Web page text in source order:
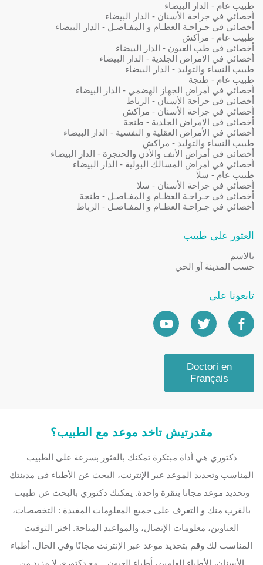
طبيب عام - الدار البيضاء
أخصائي في جراحة الأسنان - الدار البيضاء
أخصائي في جـراحـة العظـام و المفـاصـل - الدار البيضاء
طبيب عام - مراكش
أخصائي في طب العيون - الدار البيضاء
أخصائي في الامراض الجلدية - الدار البيضاء
طبيب النساء والتوليد - الدار البيضاء
طبيب عام - طنجة
أخصائي في أمراض الجهاز الهضمي - الدار البيضاء
أخصائي في جراحة الأسنان - الرباط
أخصائي في جراحة الأسنان - مراكش
أخصائي في الامراض الجلدية - طنجة
أخصائي في الأمراض العقلية و النفسية - الدار البيضاء
طبيب النساء والتوليد - مراكش
أخصائي في أمراض الأنف والأذن والحنجرة - الدار البيضاء
أخصائي في أمراض المسالك البولية - الدار البيضاء
طبيب عام - سلا
أخصائي في جراحة الأسنان - سلا
أخصائي في جـراحـة العظـام و المفـاصـل - طنجة
أخصائي في جـراحـة العظـام و المفـاصـل - الرباط
العثور على طبيب
بالاسم
حسب المدينة أو الحي
تابعونا على
Doctori en
Français
مقدرتيش تاخد موعد مع الطبيب؟
دكتوري هي أداة مبتكرة تمكنك بالعثور بسرعة على الطبيب
المناسب وتحديد الموعد عبر الإنترنت، البحث عن الأطباء في مدينتك
وتحديد موعد مجانا بنقرة واحدة. يمكنك دكتوري بالبحث عن طبيب
بالقرب منك و التعرف على جميع المعلومات المفيدة : التخصصات،
العناوين، معلومات الإتصال، والمواعيد المتاحة. اختر التوقيت
المناسب لك وقم بتحديد موعد عبر الإنترنت مجانًا وفي الحال. أطباء